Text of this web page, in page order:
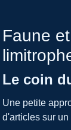
Faune
Le coin
Une petite
d'articles sur